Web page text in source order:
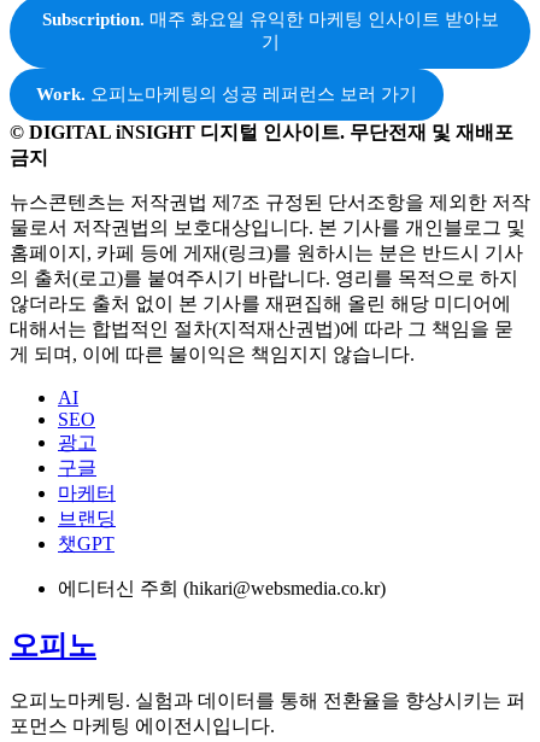
오피노마케팅이 더 궁금하다면?
Contact.오피노에 협업 문의하기
Subscription.매주 화요일 유익한 마케팅 인사이트 받아보
Work.오피노마케팅의 성공 레퍼런스 보러 가기
© DIGITAL iNSIGHT 디지털 인사이트. 무단전재 및 재배포
금지
뉴스콘텐츠는 저작권법 제7조 규정된 단서조항을 제외한 저작
물로서 저작권법의 보호대상입니다. 본 기사를 개인블로그 및
의 출처(로고)를 붙여주시기 바랍니다. 영리를 목적으로 하지
않더라도 출처 없이 본 기사를 재편집해 올린 해당 미디어에
대해서는 합법적인 절차(지적재산권법)에 따라 그 책임을 묻
게 되며, 이에 따른 불이익은 책임지지 않습니다.
AI
SEO
구글
브랜딩
에디터신 주희 (hikari@websmedia.co.kr)